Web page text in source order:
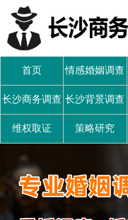
首页 情感婚姻调查
长沙商务调查 长沙背景调查
维权取证 策略研究